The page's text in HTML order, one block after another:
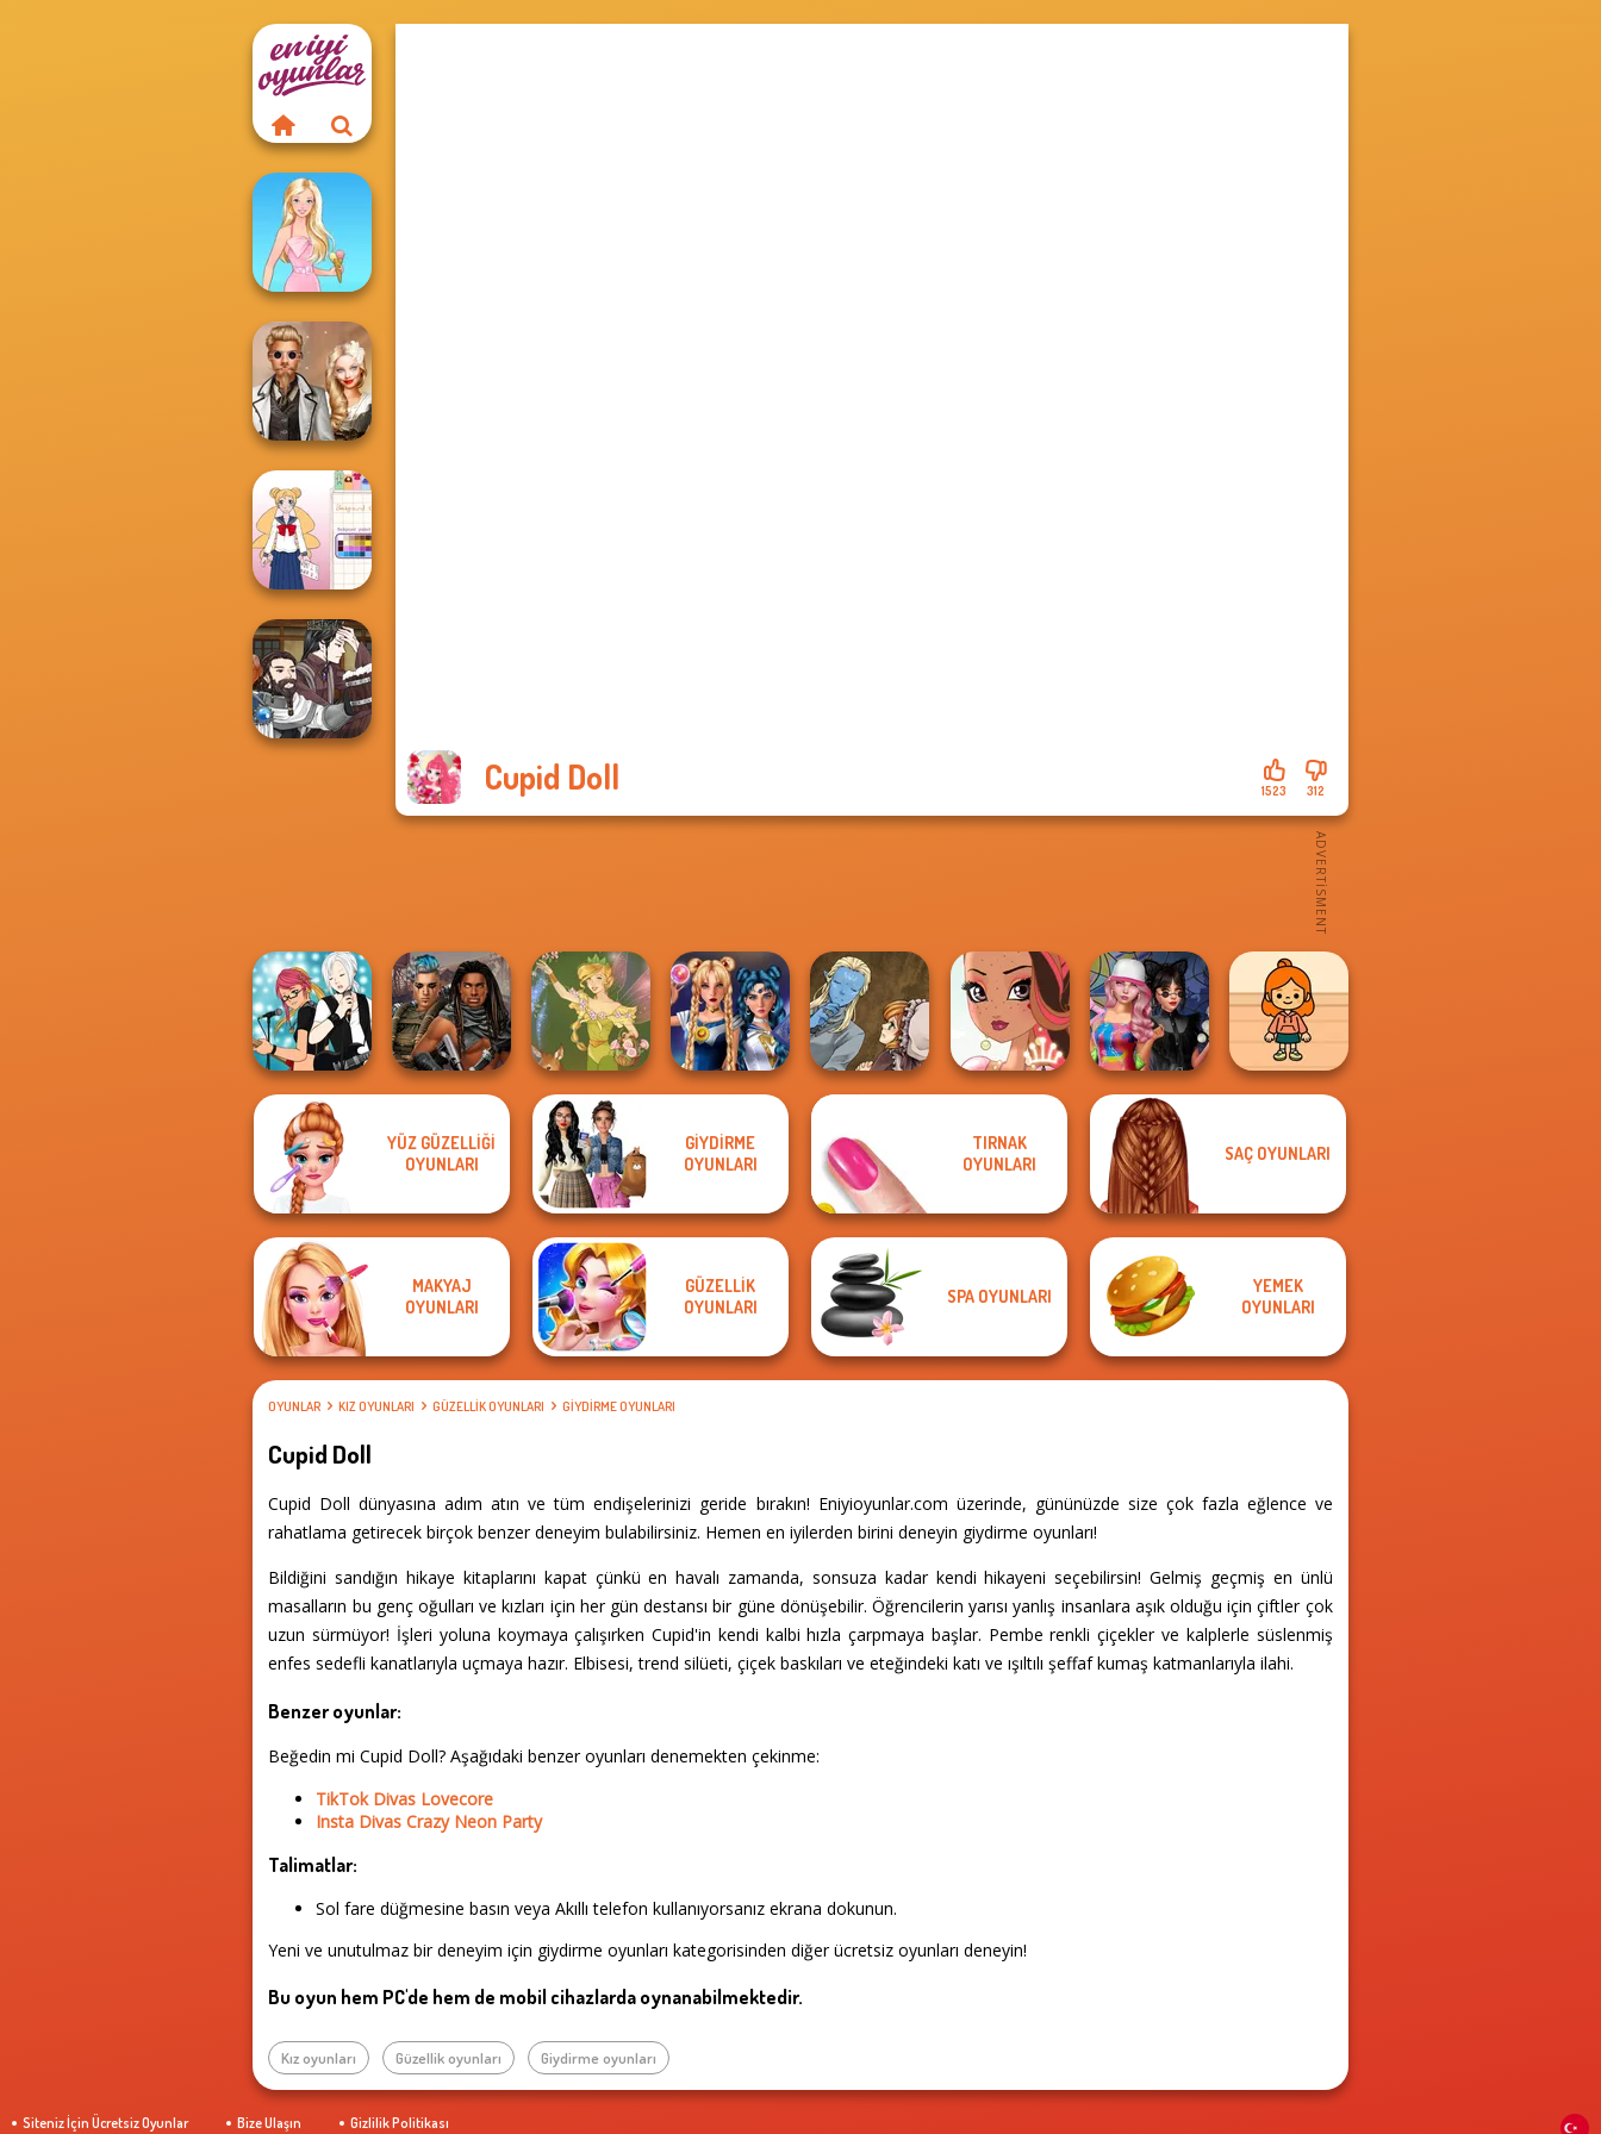
Cupid Doll 312
1523
Barbie
Steampunk
Wedding
School Girl Dress
Up V3
Manga Creator -
Rebels Page 1
Cyberpunk
Guardians
Vintage Fairy
Sailor Moon And
Friends Cosmic...
Manga Creator
World Of
Fantasy...
Fairy Tale High
Spin The Bottle
Style Exchange...
TB Avataria Life
YÜZ GÜZELLIĞI
OYUNLARI
GIYDIRME
OYUNLARI
TIRNAK
OYUNLARI
SAÇ OYUNLARI
MAKYAJ
OYUNLARI
GÜZELLIK
OYUNLARI
SPA OYUNLARI
YEMEK
OYUNLARI
OYUNLAR KIZ OYUNLARI GÜZELLIK OYUNLARI GIYDIRME OYUNLARI
Cupid Doll
Cupid Doll dünyasına adım atın ve tüm endişelerinizi geride bırakın! Eniyioyunlar.com üzerinde, gününüzde size çok fazla eğlence ve
rahatlama getirecek birçok benzer deneyim bulabilirsiniz. Hemen en iyilerden birini deneyin giydirme oyunları!
Bildiğini sandığın hikaye kitaplarını kapat çünkü en havalı zamanda, sonsuza kadar kendi hikayeni seçebilirsin! Gelmiş geçmiş en ünlü
masalların bu genç oğulları ve kızları için her gün destansı bir güne dönüşebilir. Öğrencilerin yarısı yanlış insanlara aşık olduğu için çiftler çok
uzun sürmüyor! İşleri yoluna koymaya çalışırken Cupid'in kendi kalbi hızla çarpmaya başlar. Pembe renkli çiçekler ve kalplerle süslenmiş
enfes sedefli kanatlarıyla uçmaya hazır. Elbisesi, trend silüeti, çiçek baskıları ve eteğindeki katı ve ışıltılı şeffaf kumaş katmanlarıyla ilahi.
Benzer oyunlar:
Beğedin mi Cupid Doll? Aşağıdaki benzer oyunları denemekten çekinme:
TikTok Divas Lovecore
Insta Divas Crazy Neon Party
Talimatlar:
Sol fare düğmesine basın veya Akıllı telefon kullanıyorsanız ekrana dokunun.
Yeni ve unutulmaz bir deneyim için giydirme oyunları kategorisinden diğer ücretsiz oyunları deneyin!
Bu oyun hem PC'de hem de mobil cihazlarda oynanabilmektedir.
Kız oyunları Güzellik oyunları Giydirme oyunları
Siteniz İçin Ücretsiz Oyunlar Bize Ulaşın Gizlilik Politikası